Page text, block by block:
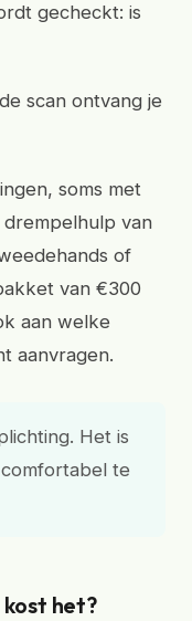
gecheckt: is
scan ontvang je
soms met
drempelhulp van
of
van €300
aan welke
aanvragen.
Het is
te
het?